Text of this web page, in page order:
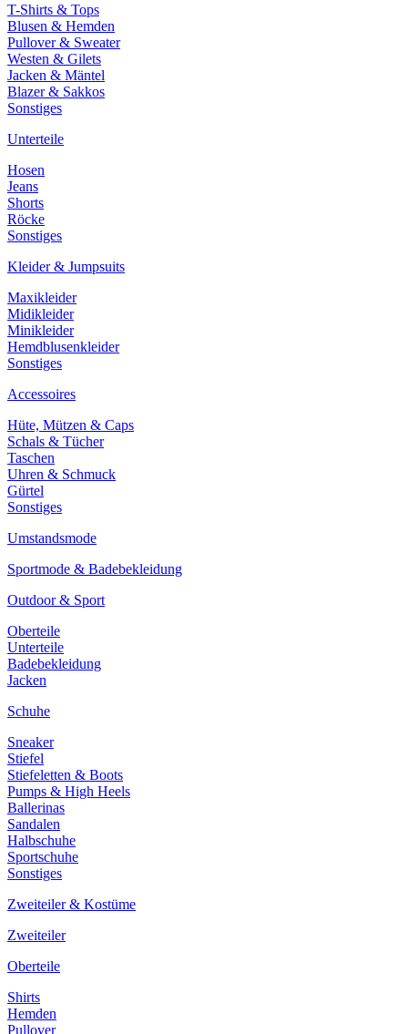
T-Shirts & Tops
Blusen & Hemden
Pullover & Sweater
Westen & Gilets
Jacken & Mäntel
Blazer & Sakkos
Sonstiges
Unterteile
Hosen
Jeans
Shorts
Röcke
Sonstiges
Kleider & Jumpsuits
Maxikleider
Midikleider
Minikleider
Hemdblusenkleider
Sonstiges
Accessoires
Hüte, Mützen & Caps
Schals & Tücher
Taschen
Uhren & Schmuck
Gürtel
Sonstiges
Umstandsmode
Sportmode & Badebekleidung
Outdoor & Sport
Oberteile
Unterteile
Badebekleidung
Jacken
Schuhe
Sneaker
Stiefel
Stiefeletten & Boots
Pumps & High Heels
Ballerinas
Sandalen
Halbschuhe
Sportschuhe
Sonstiges
Zweiteiler & Kostüme
Zweiteiler
Oberteile
Shirts
Hemden
Pullover